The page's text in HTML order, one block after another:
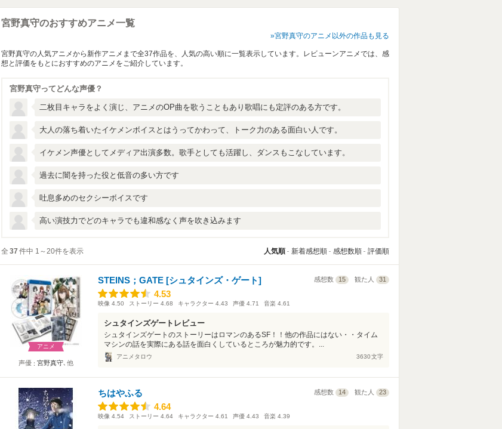
宮野真守のおすすめアニメ一覧
宮野真守のアニメ以外の作品も見る
宮野真守の人気アニメから新作アニメまで全37作品を、人気の高い順に一覧表示しています。レビューンアニメでは、感
想と評価をもとにおすすめのアニメをご紹介しています。
宮野真守ってどんな声優？
二枚目キャラをよく演じ、アニメのOP曲を歌うこともあり歌唱にも定評のある方です。
大人の落ち着いたイケメンボイスとはうってかわって、トーク力のある面白い人です。
イケメン声優としてメディア出演多数。歌手としても活躍し、ダンスもこなしています。
過去に闇を持った役と低音の多い方です
吐息多めのセクシーボイスです
高い演技力でどのキャラでも違和感なく声を吹き込みます
全 37 件中 1～20件を表示 人気順 新着感想順 感想数順 評価順
アニメ
声優 宮野真守､他
STEINS；GATE [シュタインズ・ゲート] 感想数 15 観た人 31
4.53
4.53
映像 4.50 ストーリー 4.68 キャラクター 4.43 声優 4.71 音楽 4.61
シュタインズゲートレビュー
シュタインズゲートのストーリーはロマンのあるSF！！他の作品にはない・・タイム
マシンの話を実際にある話を面白くしているところが魅力的です。...
アニメタロウ 3630文字
ちはやふる 感想数 14 観た人 23
4.64
4.64
映像 4.54 ストーリー 4.64 キャラクター 4.61 声優 4.43 音楽 4.39